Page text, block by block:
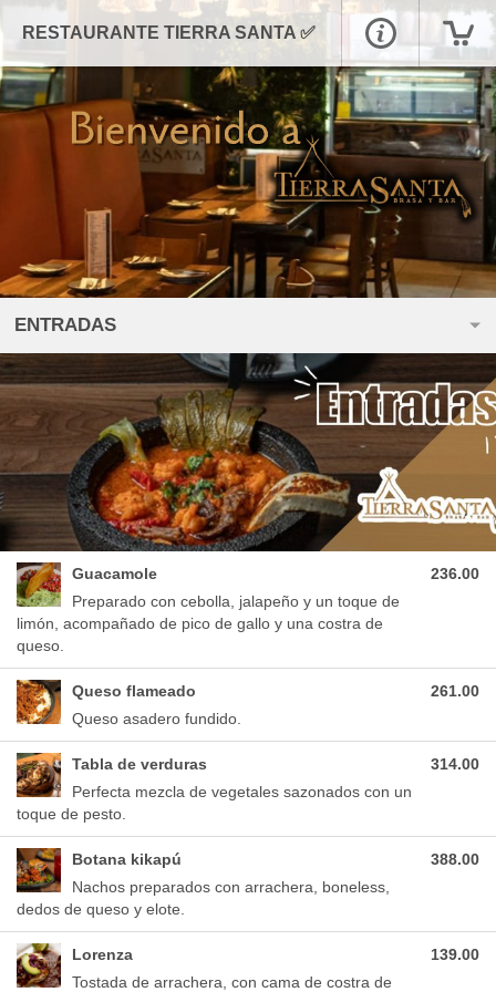
RESTAURANTE TIERRA SANTA ✅
ENTRADAS
Guacamole
Preparado con cebolla, jalapeño y un toque de
limón, acompañado de pico de gallo y una costra de
queso.
236.00
Queso flameado
Queso asadero fundido.
261.00
Tabla de verduras
Perfecta mezcla de vegetales sazonados con un
toque de pesto.
314.00
Botana kikapú
Nachos preparados con arrachera, boneless,
dedos de queso y elote.
388.00
Lorenza
Tostada de arrachera, con cama de costra de
139.00